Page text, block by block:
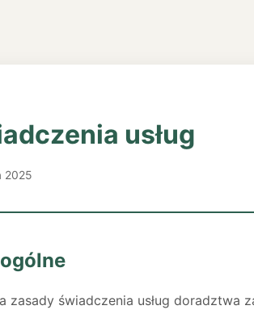
usług
2025
zasady świadczenia usług